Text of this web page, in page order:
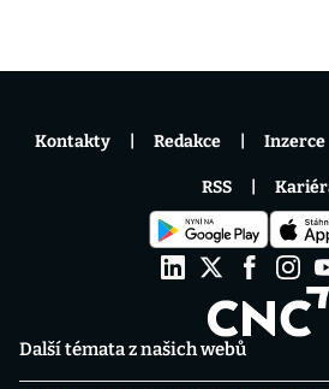
Další témata z našich webů
Kontakty Redakce Inzerce
RSS